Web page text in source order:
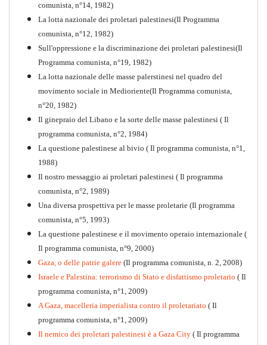
1917-2017 Ieri Oggi Domani
PDF Quaderno n°9
Per la difesa intransigente
comunista, n°14, 1982)
La lotta nazionale dei proletari palestinesi(Il Programma
comunista, n°12, 1982)
Sull'oppressione e la discriminazione dei proletari palestinesi(Il
Programma comunista, n°19, 1982)
La lotta nazionale delle masse palerstinesi nel quadro del
movimento sociale in Medioriente(Il Programma comunista,
n°20, 1982)
Il ginepraio del Libano e la sorte delle masse palestinesi ( Il
programma comunista, n°2, 1984)
La questione palestinese al bivio ( Il programma comunista, n°1,
1988)
Il nostro messaggio ai proletari palestinesi ( Il programma
comunista, n°2, 1989)
Una diversa prospettiva per le masse proletarie (Il programma
comunista, n°5, 1993)
La questione palestinese e il movimento operaio internazionale (
Il programma comunista, n°9, 2000)
Gaza, o delle patrie galere (Il programma comunista, n. 2, 2008)
Israele e Palestina: terrorismo di Stato e disfattismo proletario ( Il
programma comunista, n°1, 2009)
A Gaza, macelleria imperialista contro il proletariato ( Il
programma comunista, n°1, 2009)
Il nemico dei proletari palestinesi è a Gaza City ( Il programma